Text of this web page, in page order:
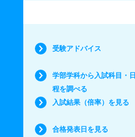
受験アドバイス
学部学科から入試科目・日
程を調べる
入試結果（倍率）を見る
合格発表日を見る